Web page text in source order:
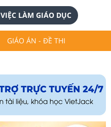
VIỆC LÀM GIÁO DỤC
GIÁO ÁN - ĐỀ THI